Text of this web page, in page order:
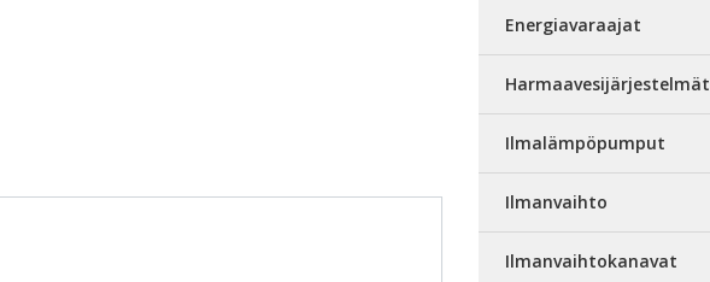
Energiavaraajat
Harmaavesijärjestelmät
Ilmalämpöpumput
Ilmanvaihto
Ilmanvaihtokanavat